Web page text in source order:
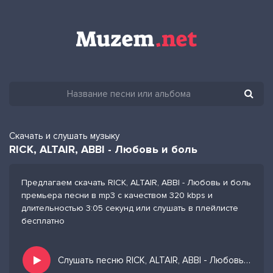
Скачать и слушать музыку
RICK, ALTAIR, ABBI - Любовь и боль
Предлагаем скачать RICK, ALTAIR, ABBI - Любовь и боль
премьера песни в mp3 с качеством 320 kbps и
длительностью 3:05 секунд или слушать в плейлисте
бесплатно
Слушать песню RICK, ALTAIR, ABBI - Любовь и боль и добавить в избранных